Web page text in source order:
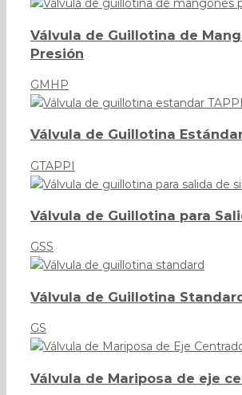
Válvula de Guillotina de
Presión
GMHP
Válvula de Guillotina
GTAPPI
Válvula de Guillotina para
GSS
Válvula de Guillotina
GS
Válvula de Mariposa de eje